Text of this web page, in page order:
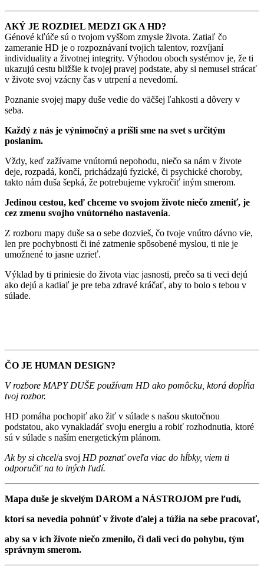
AKÝ JE ROZDIEL MEDZI GK A HD?
Génové kľúče sú o tvojom vyššom zmysle života. Zatiaľ čo
zameranie HD je o rozpoznávaní tvojich talentov, rozvíjaní
individuality a životnej integrity. Výhodou oboch systémov je, že ti
ukazujú cestu bližšie k tvojej pravej podstate, aby si nemusel strácať
v živote svoj vzácny čas v utrpení a nevedomí.
Poznanie svojej mapy duše vedie do väčšej ľahkosti a dôvery v
seba.
Každý z nás je výnimočný a prišli sme na svet s určitým
poslaním.
Vždy, keď zažívame vnútornú nepohodu, niečo sa nám v živote
deje, rozpadá, končí, prichádzajú fyzické, či psychické choroby,
takto nám duša šepká, že potrebujeme vykročiť iným smerom.
Jedinou cestou, keď chceme vo svojom živote niečo zmeniť, je
cez zmenu svojho vnútorného nastavenia.
Z rozboru mapy duše sa o sebe dozvieš, čo tvoje vnútro dávno vie,
len pre pochybnosti či iné zatmenie spôsobené myslou, ti nie je
umožnené to jasne uzrieť.
Výklad by ti priniesie do života viac jasnosti, prečo sa ti veci dejú
ako dejú a kadiaľ je pre teba zdravé kráčať, aby to bolo s tebou v
súlade.
ČO JE HUMAN DESIGN?
V rozbore MAPY DUŠE používam HD ako pomôcku, ktorá dopĺňa
tvoj rozbor.
HD pomáha pochopiť ako žiť v súlade s našou skutočnou
podstatou, ako vynakladáť svoju energiu a robiť rozhodnutia, ktoré
sú v súlade s naším energetickým plánom.
Ak by si chcel/a svoj HD poznať oveľa viac do hĺbky, viem ti
odporučiť na to iných ľudí.
Mapa duše je skvelým DAROM a NÁSTROJOM pre ľudí,
ktorí sa nevedia pohnúť v živote ďalej a túžia na sebe pracovať,
aby sa v ich živote niečo zmenilo, či dali veci do pohybu, tým
správnym smerom.